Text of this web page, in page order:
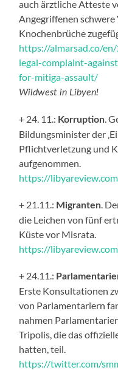
auch ärztliche Atteste
Angegriffenen
Knochenbrüche
https://almarsad.co/
legal-complaint-
for-mitiga-assault/
Wildwest in Libyen!
+ 24. 11.: Korruption .
Bildungsminister der
Pflichtverletzung und
aufgenommen.
https://
+ 21.11.: Migranten .
die Leichen von fünf
Küste vor Misrata.
https://
+ 24.11.:
Erste Konsultationen
von Parlamentariern
nahmen
Tripolis, die das
hatten, teil.
https://twitter.com/